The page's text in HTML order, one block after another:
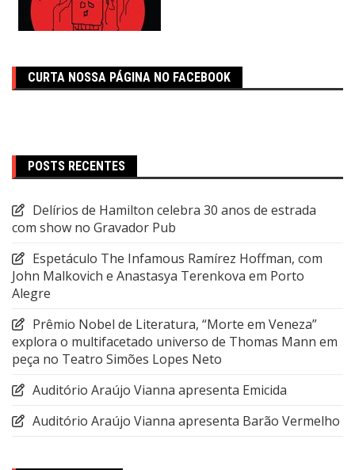
CURTA NOSSA PÁGINA NO FACEBOOK
POSTS RECENTES
Delírios de Hamilton celebra 30 anos de estrada
com show no Gravador Pub
Espetáculo The Infamous Ramírez Hoffman, com
John Malkovich e Anastasya Terenkova em Porto
Alegre
Prêmio Nobel de Literatura, “Morte em Veneza”
explora o multifacetado universo de Thomas Mann em
peça no Teatro Simões Lopes Neto
Auditório Araújo Vianna apresenta Emicida
Auditório Araújo Vianna apresenta Barão Vermelho